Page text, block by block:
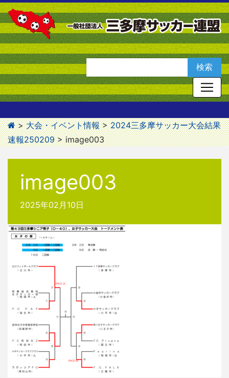
>大会・イベント情報>2024三多摩サッカー大会結果
速報250209>image003
image003
2025年02月10日